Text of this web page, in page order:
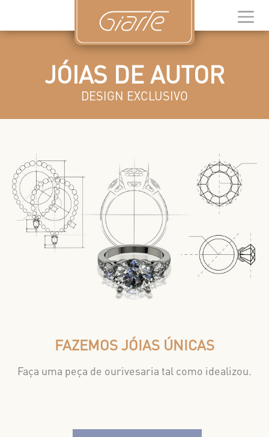
JÓIAS DE AUTOR
DESIGN EXCLUSIVO
FAZEMOS JÓIAS ÚNICAS
Faça uma peça de ourivesaria tal como idealizou.